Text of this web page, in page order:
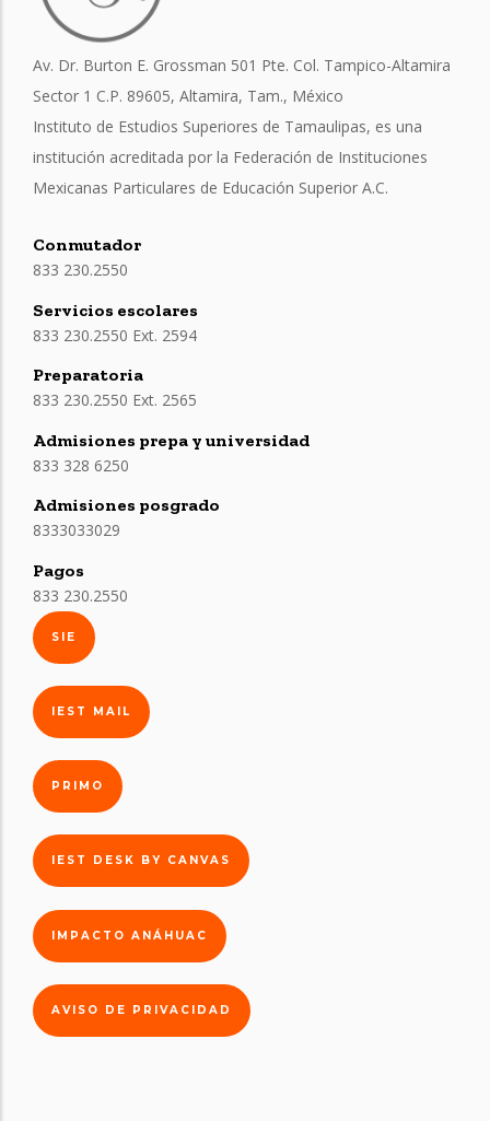
Av. Dr. Burton E. Grossman 501 Pte. Col. Tampico-Altamira
Sector 1 C.P. 89605, Altamira, Tam., México
Instituto de Estudios Superiores de Tamaulipas, es una
institución acreditada por la Federación de Instituciones
Mexicanas Particulares de Educación Superior A.C.
Conmutador
833 230.2550
Servicios escolares
833 230.2550 Ext. 2594
Preparatoria
833 230.2550 Ext. 2565
Admisiones prepa y universidad
833 328 6250
Admisiones posgrado
8333033029
Pagos
833 230.2550
SIE
IEST MAIL
PRIMO
IEST DESK BY CANVAS
IMPACTO ANÁHUAC
AVISO DE PRIVACIDAD